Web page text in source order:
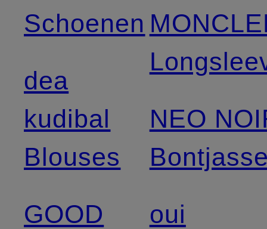
Schoenen
dea
kudibal
Blouses
GOOD
NEO
oui